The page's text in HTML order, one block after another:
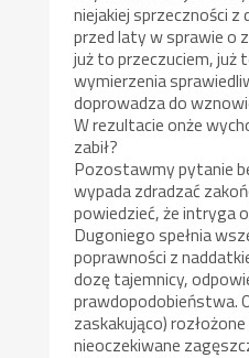
niejakiej sprzeczności
przed laty w sprawie o
już to przeczuciem, już
wymierzenia
doprowadza do
W rezultacie onże
zabił?
Pozostawmy pytanie
wypada zdradzać
powiedzieć, że intryga
Dugoniego spełnia
poprawności z
dozę tajemnicy,
prawdopodobieństwa.
zaskakująco)
nieoczekiwane